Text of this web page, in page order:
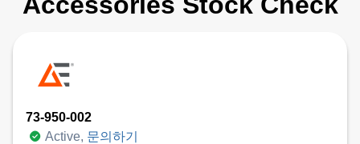
73-950-002
Active, 문의하기